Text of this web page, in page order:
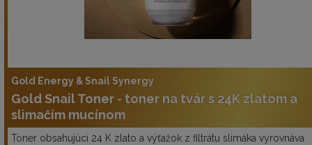
Gold Energy & Snail Synergy
Gold Snail Toner - toner na tvár s 24K zlatom a
slimačím mucínom
Toner obsahujúci 24 K zlato a výťažok z filtrátu slimáka vyrovnáva